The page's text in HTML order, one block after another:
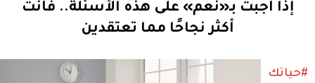
إذا أجبت بـ«نعم» على هذه الأسئلة.. فأنت
أكثر نجاحًا مما تعتقدين
#حياتك